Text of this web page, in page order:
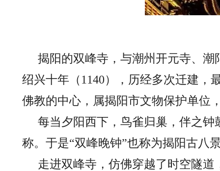
揭阳的双峰寺，与潮州开元寺、
绍兴十年（1140），历经多次迁建，
佛教的中心，属揭阳市文物保护单位
每当夕阳西下，鸟雀归巢，伴之
称。于是“双峰晚钟”也称为揭阳古八
走进双峰寺，仿佛穿越了时空隧